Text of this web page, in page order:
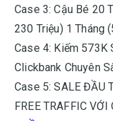
Case 3: Cậu Bé 20
230 Triệu) 1 Tháng
Case 4: Kiếm 573K
Clickbank Chuyên
Case 5: SALE ĐẦU
FREE TRAFFIC